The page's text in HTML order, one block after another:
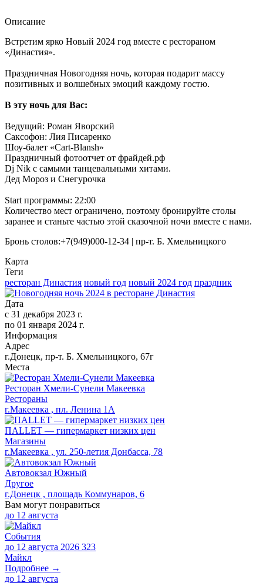
Описание
Встретим ярко Новый 2024 год вместе с рестораном
«Династия».
Праздничная Новогодняя ночь, которая подарит массу
позитивных и волшебных эмоций каждому гостю.
В эту ночь для Вас:
Ведущий: Роман Яворский
Саксофон: Лия Писаренко
Шоу-балет «Cart-Blansh»
Праздничный фотоотчет от фрайдей.рф
Dj Nik с самыми танцевальными хитами.
Дед Мороз и Снегурочка
Start программы: 22:00
Количество мест ограничено, поэтому бронируйте столы
заранее и станьте частью этой сказочной ночи вместе с нами.
Бронь столов:+7(949)000-12-34 | пр-т. Б. Хмельницкого
Карта
Теги
ресторан Династия новый год новый 2024 год праздник
Дата
с 31 декабря 2023 г.
по 01 января 2024 г.
Информация
Адрес
г.Донецк, пр-т. Б. Хмельницкого, 67г
Места
Ресторан Хмели-Сунели Макеевка
Рестораны
г.Макеевка , пл. Ленина 1А
ПАLLЕТ — гипермаркет низких цен
Магазины
г.Макеевка , ул. 250-летия Донбасса, 78
Автовокзал Южный
Другое
г.Донецк , площадь Коммунаров, 6
Вам могут понравиться
до 12 августа
События
до 12 августа 2026 323
Майкл
Подробнее →
до 12 августа